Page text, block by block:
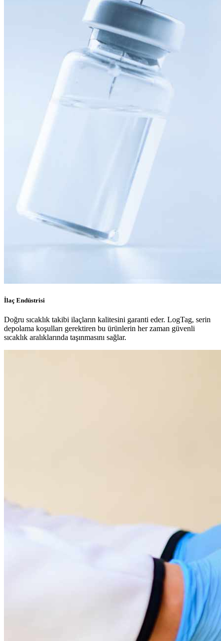
İlaç Endüstrisi
Doğru sıcaklık takibi ilaçların kalitesini garanti eder. LogTag, serin
depolama koşulları gerektiren bu ürünlerin her zaman güvenli
sıcaklık aralıklarında taşınmasını sağlar.